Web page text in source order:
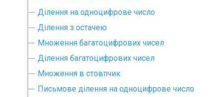
Ділення на одноцифрове число
Ділення з остачею
Множення багатоцифрових чисел
Ділення багатоцифрових чисел
Множення в стовпчик
Письмове ділення на одноцифрове число